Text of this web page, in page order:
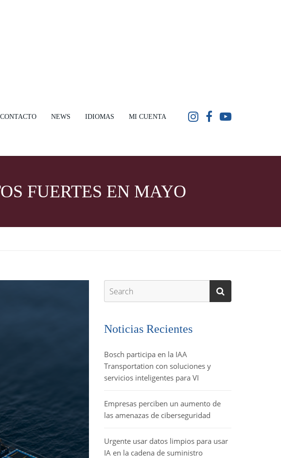
CONTACTO NEWS IDIOMAS MI CUENTA
FUERTES EN MAYO
Noticias Recientes
Bosch participa en la IAA
Transportation con soluciones y
servicios inteligentes para VI
Empresas perciben un aumento de
las amenazas de ciberseguridad
Urgente usar datos limpios para usar
IA en la cadena de suministro